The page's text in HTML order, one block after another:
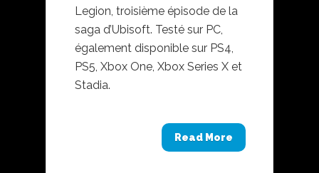
Legion, troisième épisode de la
saga d’Ubisoft. Testé sur PC,
également disponible sur PS4,
PS5, Xbox One, Xbox Series X et
Stadia.
Read More